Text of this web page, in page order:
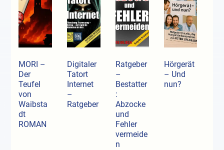
MORI –
Der
Teufel
von
Waibsta
dt
ROMAN
Digitaler
Tatort
Internet
–
Ratgeber
Ratgeber
–
Bestatter
:
Abzocke
und
Fehler
vermeide
n
Hörgerät
– Und
nun?